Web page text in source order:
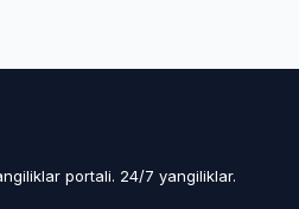
portali. 24/7 yangiliklar.